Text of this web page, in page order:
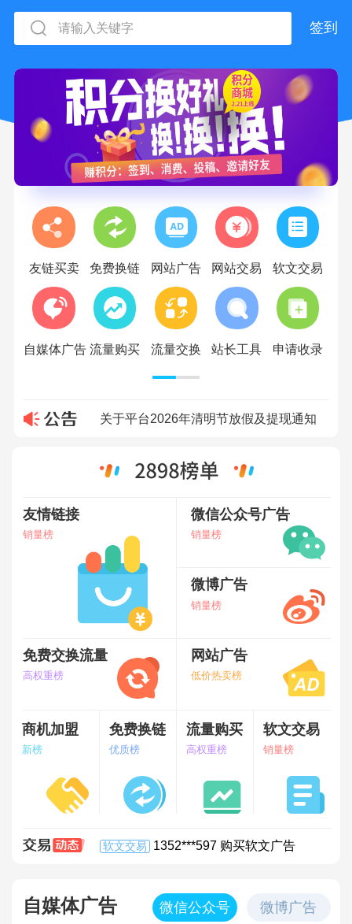
签到
友链买卖 免费换链 网站广告 网站交易 软文交易
自媒体广告 流量购买 流量交换 站长工具 申请收录
关于平台2026年清明节放假及提现通知
关于平台2026年元旦放假及提现通知
关于近期出现代充值问题的公告
关于平台2025年端午放假及提现通知
关于平台2025年五一放假及提现通知
关于平台2025年清明节放假及提现通知
关于平台2025年春节放假及提现通知
关于平台2024年国庆放假及提现通知
关于平台2024年中秋放假及提现通知
关于平台2024年五一放假及提现通知
关于平台2024年清明节放假及提现通知
2898站长资源平台增值电信业务经营许可证
关于平台2022春节放假及提现通知
关于自动上链没有及时显示的解决方案
注意！一经发现以下行为一律封账号
关于平台订单服务完成结算收取手续费调整的通知
友情链接
销量榜
免费交换流量
高权重榜
微信公众号广告
销量榜
微博广告
销量榜
网站广告
低价热卖榜
商机加盟
新榜
免费换链
优质榜
流量购买
高权重榜
软文交易
销量榜
软文交易 1352***597 购买软文广告
软文交易 1352***597 购买软文广告
软文交易 1352***597 购买软文广告
软文交易 1352***597 购买软文广告
自媒体广告 微博广告
微信公众号